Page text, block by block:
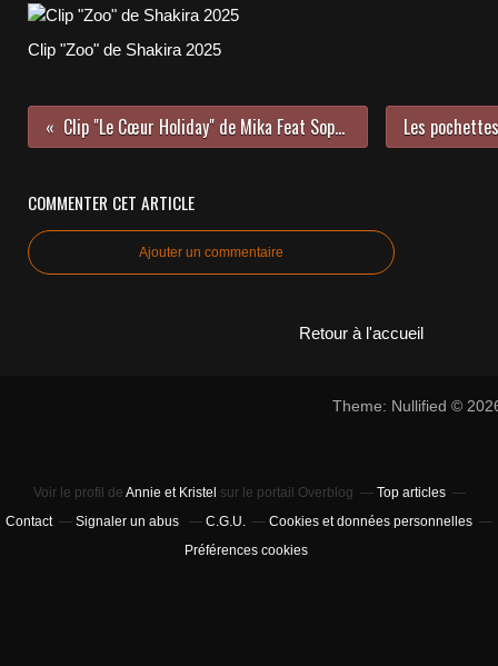
Clip "Zoo" de Shakira 2025
Clip "Le Cœur Holiday" de Mika Feat Soprano 2020
COMMENTER CET ARTICLE
Ajouter un commentaire
Retour à l'accueil
Theme: Nullified ©
Voir le profil de Annie et Kristel sur le portail Overblog
Top articles
Contact
Signaler un abus C.G.U.
Cookies et données personnelles
Préférences cookies